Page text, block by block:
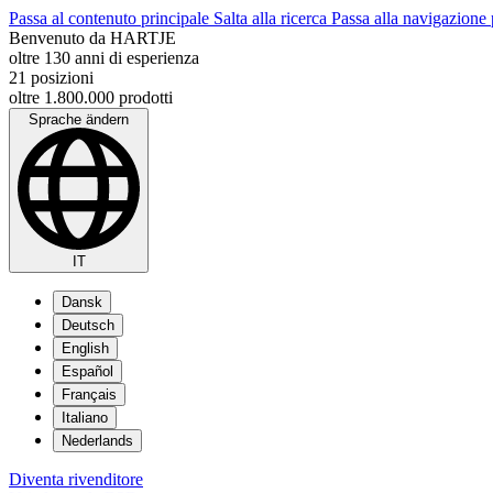
Passa al contenuto principale Salta alla ricerca Passa alla
Benvenuto da HARTJE
oltre 130 anni di esperienza
21 posizioni
oltre 1.800.000 prodotti
Sprache ändern
IT
Dansk
Deutsch
English
Español
Français
Italiano
Nederlands
Diventa rivenditore